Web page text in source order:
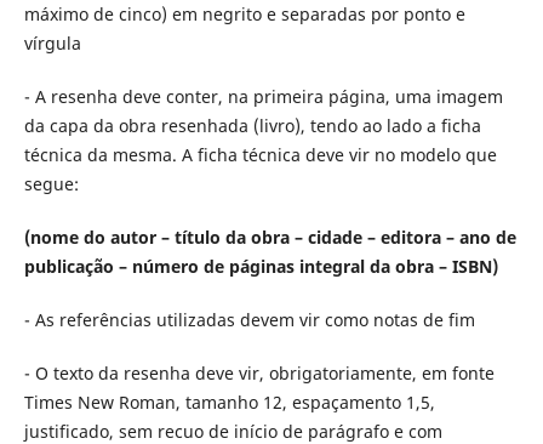
máximo de cinco) em negrito e separadas por ponto e
vírgula
- A resenha deve conter, na primeira página, uma imagem
da capa da obra resenhada (livro), tendo ao lado a ficha
técnica da mesma. A ficha técnica deve vir no modelo que
segue:
(nome do autor – título da obra – cidade – editora – ano de
publicação – número de páginas integral da obra – ISBN)
- As referências utilizadas devem vir como notas de fim
- O texto da resenha deve vir, obrigatoriamente, em fonte
Times New Roman, tamanho 12, espaçamento 1,5,
justificado, sem recuo de início de parágrafo e com